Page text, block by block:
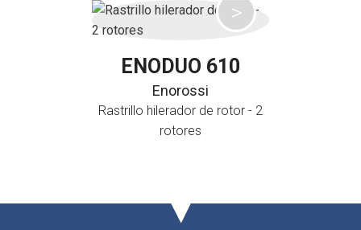
ENODUO 610
Enorossi
Rastrillo hilerador de rotor - 2
rotores